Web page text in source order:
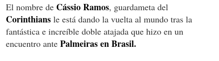
El nombre de Cássio Ramos, guardameta del
Corinthians le está dando la vuelta al mundo tras la
fantástica e increíble doble atajada que hizo en un
encuentro ante Palmeiras en Brasil.